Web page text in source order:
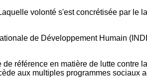
volonté s'est concrétisée par le
de Développement Humain
de référence en matière de lutte contre
aux multiples programmes sociaux